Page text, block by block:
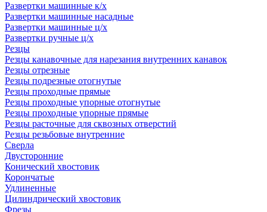
Развертки машинные к/х
Развертки машинные насадные
Развертки машинные ц/х
Развертки ручные ц/х
Резцы
Резцы канавочные для нарезания внутренних канавок
Резцы отрезные
Резцы подрезные отогнутые
Резцы проходные прямые
Резцы проходные упорные отогнутые
Резцы проходные упорные прямые
Резцы расточные для сквозных отверстий
Резцы резьбовые внутренние
Сверла
Двусторонние
Конический хвостовик
Корончатые
Удлиненные
Цилиндрический хвостовик
Фрезы